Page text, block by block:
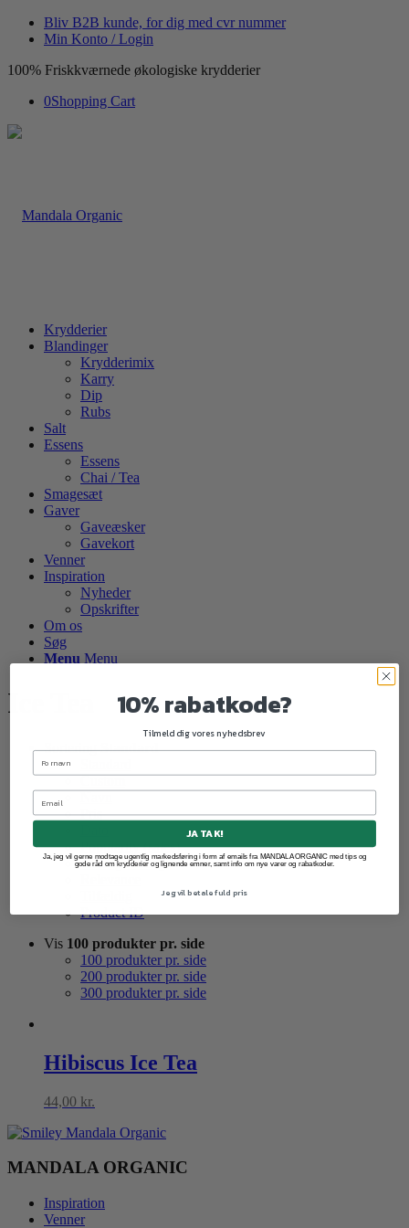
Bliv B2B kunde, for dig med cvr nummer
Min Konto / Login
100% Friskkværnede økologiske krydderier
0Shopping Cart
Krydderier
Blandinger
Krydderimix
Karry
Dip
Rubs
Salt
Essens
Essens
Chai / Tea
Smagesæt
Gaver
Gaveæsker
Gavekort
Venner
Inspiration
Nyheder
Opskrifter
Om os
Søg
Menu Menu
Ice Tea
SorteringStandard
Custom
Pris
Popularity (sales)
Average rating
Product ID
Vis 100 produkter pr. side
100 produkter pr. side
200 produkter pr. side
300 produkter pr. side
Hibiscus Ice Tea
44,00 kr.
MANDALA ORGANIC
Inspiration
Venner
10% rabatkode?
Tilmeld dig vores nyhedsbrev
JA TAK!
Ja, jeg vil gerne modtage ugentlig markedsføring i form af emails fra MANDALA ORGANIC med tips og
gode råd om krydderier og lignende emner, samt info om nye varer og rabatkoder.
Jeg vil betale fuld pris